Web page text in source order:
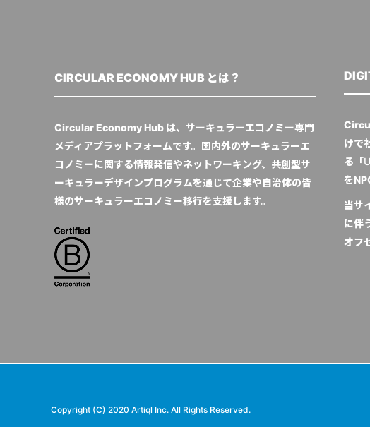
CIRCULAR ECONOMY HUB とは？
Circular Economy Hub は、サーキュラーエコノミー専門
メディアプラットフォームです。国内外のサーキュラーエ
コノミーに関する情報発信やネットワーキング、共創型サ
ーキュラーデザインプログラムを通じて企業や自治体の皆
様のサーキュラーエコノミー移行を支援します。
けで
る「
を
当サ
に伴
オフ
Copyright (C) 2020 Artiql Inc. All Rights Reserved.